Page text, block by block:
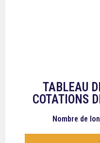
TABLEAU
COTATIONS
Nombre de